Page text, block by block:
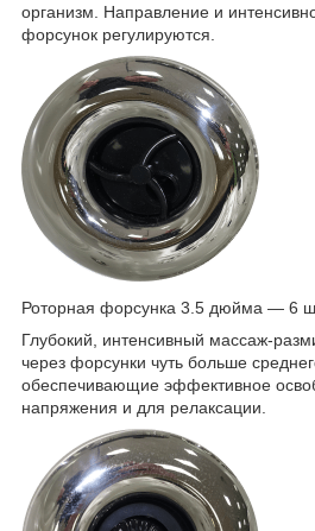
организм. Направление и
форсунок регулируются.
Роторная форсунка 3.5 дюйма — 6
Глубокий, интенсивный массаж-
через форсунки чуть больше
обеспечивающие эффективное
напряжения и для релаксации.